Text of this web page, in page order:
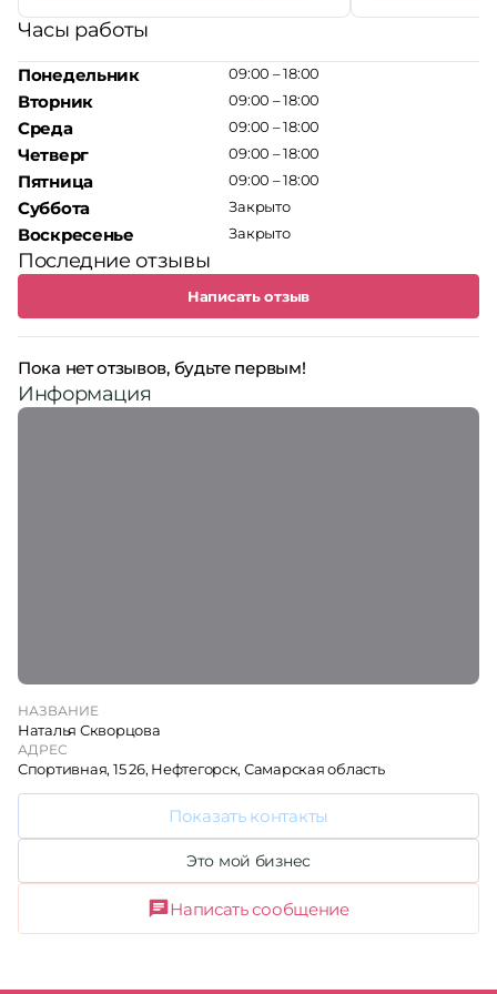
Часы работы
Понедельник
Вторник
Среда
Четверг
Пятница
Суббота
Воскресенье
09:00 – 18:00
09:00 – 18:00
09:00 – 18:00
09:00 – 18:00
09:00 – 18:00
Закрыто
Закрыто
Последние отзывы
Написать отзыв
Пока нет отзывов, будьте первым!
Информация
НАЗВАНИЕ
Наталья Скворцова
АДРЕС
Спортивная, 15 26, Нефтегорск, Самарская область
Показать контакты
Это мой бизнес
Написать сообщение